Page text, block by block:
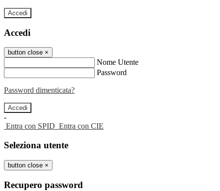
Accedi
Accedi
button close ×
Nome Utente
Password
Password dimenticata?
-
Entra con SPID Entra con CIE
Seleziona utente
button close ×
Recupero password